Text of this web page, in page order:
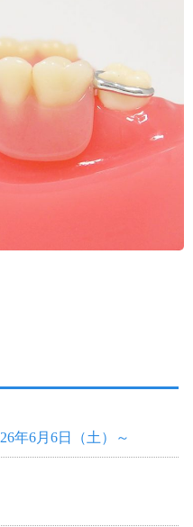
年6月6日（土）～